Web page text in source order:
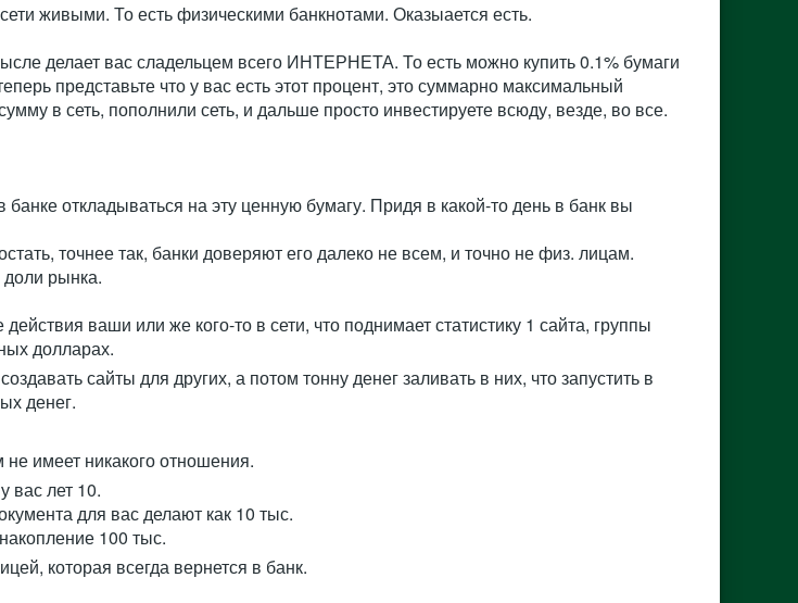
живыми. То есть физическими банкнотами. Оказыается есть.
делает вас сладельцем всего ИНТЕРНЕТА. То есть можно купить 0.1% бумаги
представьте что у вас есть этот процент, это суммарно максимальный
в сеть, пополнили сеть, и дальше просто инвестируете всюду, везде, во все.
откладываться на эту ценную бумагу. Придя в какой-то день в банк вы
точнее так, банки доверяют его далеко не всем, и точно не физ. лицам.
рынка.
ваши или же кого-то в сети, что поднимает статистику 1 сайта, группы
долларах.
сайты для других, а потом тонну денег заливать в них, что запустить в
денег.
имеет никакого отношения.
вас лет 10.
для вас делают как 10 тыс.
100 тыс.
которая всегда вернется в банк.